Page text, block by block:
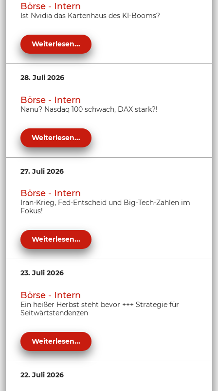
Börse - Intern
Ist Nvidia das Kartenhaus des KI-Booms?
Weiterlesen...
28. Juli 2026
Börse - Intern
Nanu? Nasdaq 100 schwach, DAX stark?!
Weiterlesen...
27. Juli 2026
Börse - Intern
Iran-Krieg, Fed-Entscheid und Big-Tech-Zahlen im
Fokus!
Weiterlesen...
23. Juli 2026
Börse - Intern
Ein heißer Herbst steht bevor +++ Strategie für
Seitwärtstendenzen
Weiterlesen...
22. Juli 2026